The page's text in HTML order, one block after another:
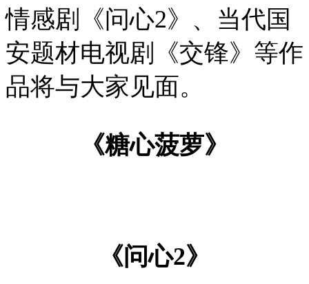
情感剧《问心2》、当代国
安题材电视剧《交锋》等作
品将与大家见面。
《糖心菠萝》
《问心2》